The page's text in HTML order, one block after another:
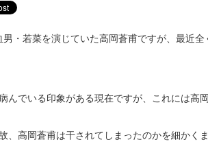
男・若菜を演じていた高岡蒼甫ですが、最近
んでいる印象がある現在ですが、これには高
、高岡蒼甫は干されてしまったのかを細かく